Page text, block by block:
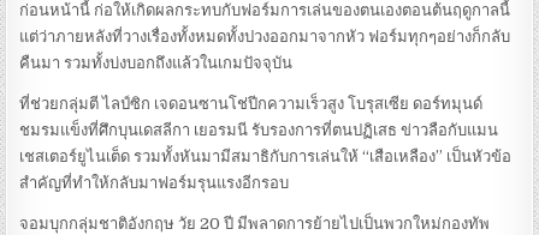
ก่อนหน้านี้ ก่อให้เกิดผลกระทบกับฟอร์มการเล่นของตนเองตอนต้นฤดูกาลนี้
แต่ว่าภายหลังที่วางเรื่องทั้งหมดทั้งปวงออกมาจากหัว ฟอร์มทุกๆอย่างก็กลับ
คืนมา รวมทั้งบ่งบอกถึงแล้วในเกมปัจจุบัน
ที่ช่วยกลุ่มตี ไลป์ซิก เจดอนซานโช่ปีกความเร็วสูง โบรุสเซีย ดอร์ทมุนด์
ชมรมแข็งที่ศึกบุนเดสลีกา เยอรมนี รับรองการที่ตนปฏิเสธ ข่าวลือกับแมน
เชสเตอร์ยูไนเต็ด รวมทั้งหันมามีสมาธิกับการเล่นให้ “เสือเหลือง” เป็นหัวข้อ
สำคัญที่ทำให้กลับมาฟอร์มรุนแรงอีกรอบ
จอมบุกกลุ่มชาติอังกฤษ วัย 20 ปี มีพลาดการย้ายไปเป็นพวกใหม่กองทัพ